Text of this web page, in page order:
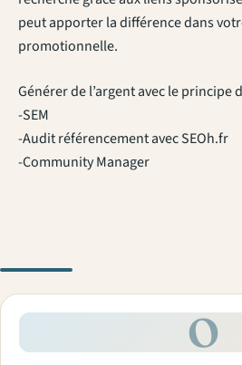
peut apporter la différence dans
promotionnelle.
Générer de l’argent avec le principe
-SEM
-Audit référencement avec SEOh.fr
-Community Manager
O